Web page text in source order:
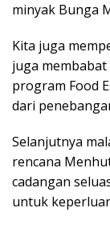
minyak Bunga
Kita juga
juga
program Food
dari
Selanjutnya
rencana
cadangan
untuk